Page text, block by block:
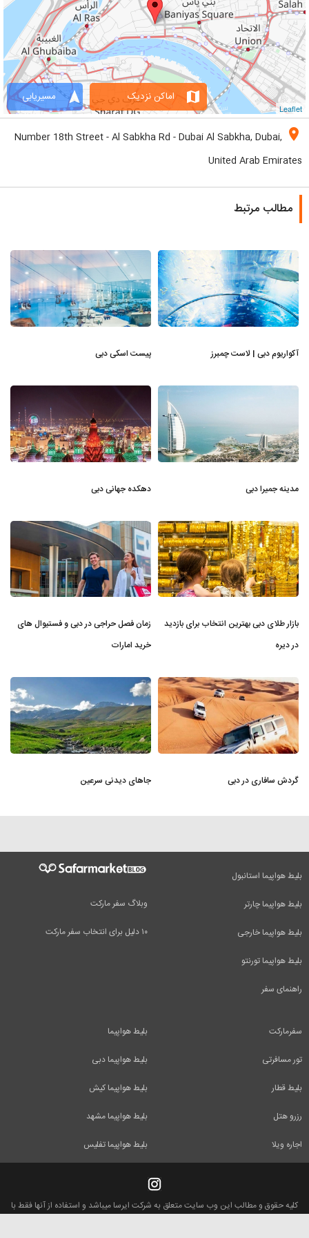
Leaflet
navigation مسیریابی map اماکن نزدیک
location_on
Number 18th Street - Al Sabkha Rd - Dubai Al Sabkha, Dubai,
United Arab Emirates
مطالب مرتبط
آکواریوم دبی | لاست چمبرز پیست اسکی دبی
مدینه جمیرا دبی دهکده جهانی دبی
بازار طلای دبی بهترین انتخاب برای بازدید
در دیره
زمان فصل حراجی در دبی و فستیوال های
خرید امارات
گردش سافاری در دبی جاهای دیدنی سرعین
وبلاگ سفر مارکت
۱۰ دلیل برای انتخاب سفر مارکت
بلیط هواپیما استانبول
بلیط هواپیما چارتر
بلیط هواپیما خارجی
بلیط هواپیما تورنتو
راهنمای سفر
بلیط هواپیما
بلیط هواپیما دبی
بلیط هواپیما کیش
بلیط هواپیما مشهد
بلیط هواپیما تفلیس
سفرمارکت
تور مسافرتی
بلیط قطار
رزرو هتل
اجاره ویلا
کلیه حقوق و مطالب این وب سایت متعلق به شرکت ایرسا میباشد و استفاده از آنها فقط با